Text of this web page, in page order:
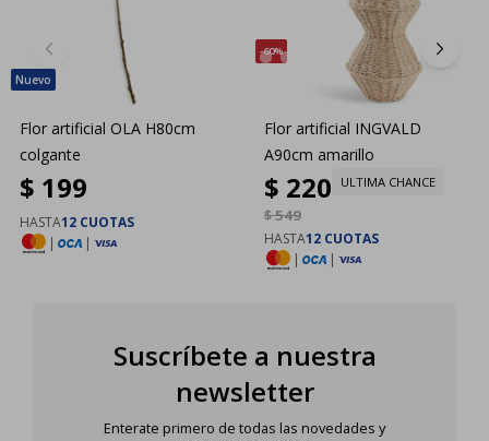
Flor artificial OLA H80cm
colgante
$ 199
HASTA12 CUOTAS
|
|
60
Flor artificial INGVALD
A90cm amarillo
$ 220
$549
ULTIMA CHANCE
HASTA12 CUOTAS
|
|
Suscríbete a nuestra
newsletter
Enterate primero de todas las novedades y